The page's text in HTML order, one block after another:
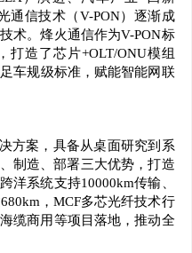
通信技术（V-PON）逐渐成
术。烽火通信作为V-PON标
造了芯片+OLT/ONU模组
车规级标准，赋能智能网联
方案，具备从桌面研究到系
制造、部署三大优势，打造
洋系统支持10000km传输、
，MCF多芯光纤技术行
缆商用等项目落地，推动全